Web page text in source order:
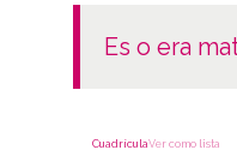
es o era
CuadrículaVer como lista